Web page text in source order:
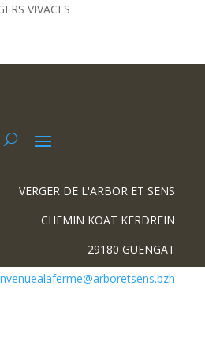
VIVACES
VERGER DE L'ARBOR ET SENS
CHEMIN KOAT KERDREIN
29180 GUENGAT